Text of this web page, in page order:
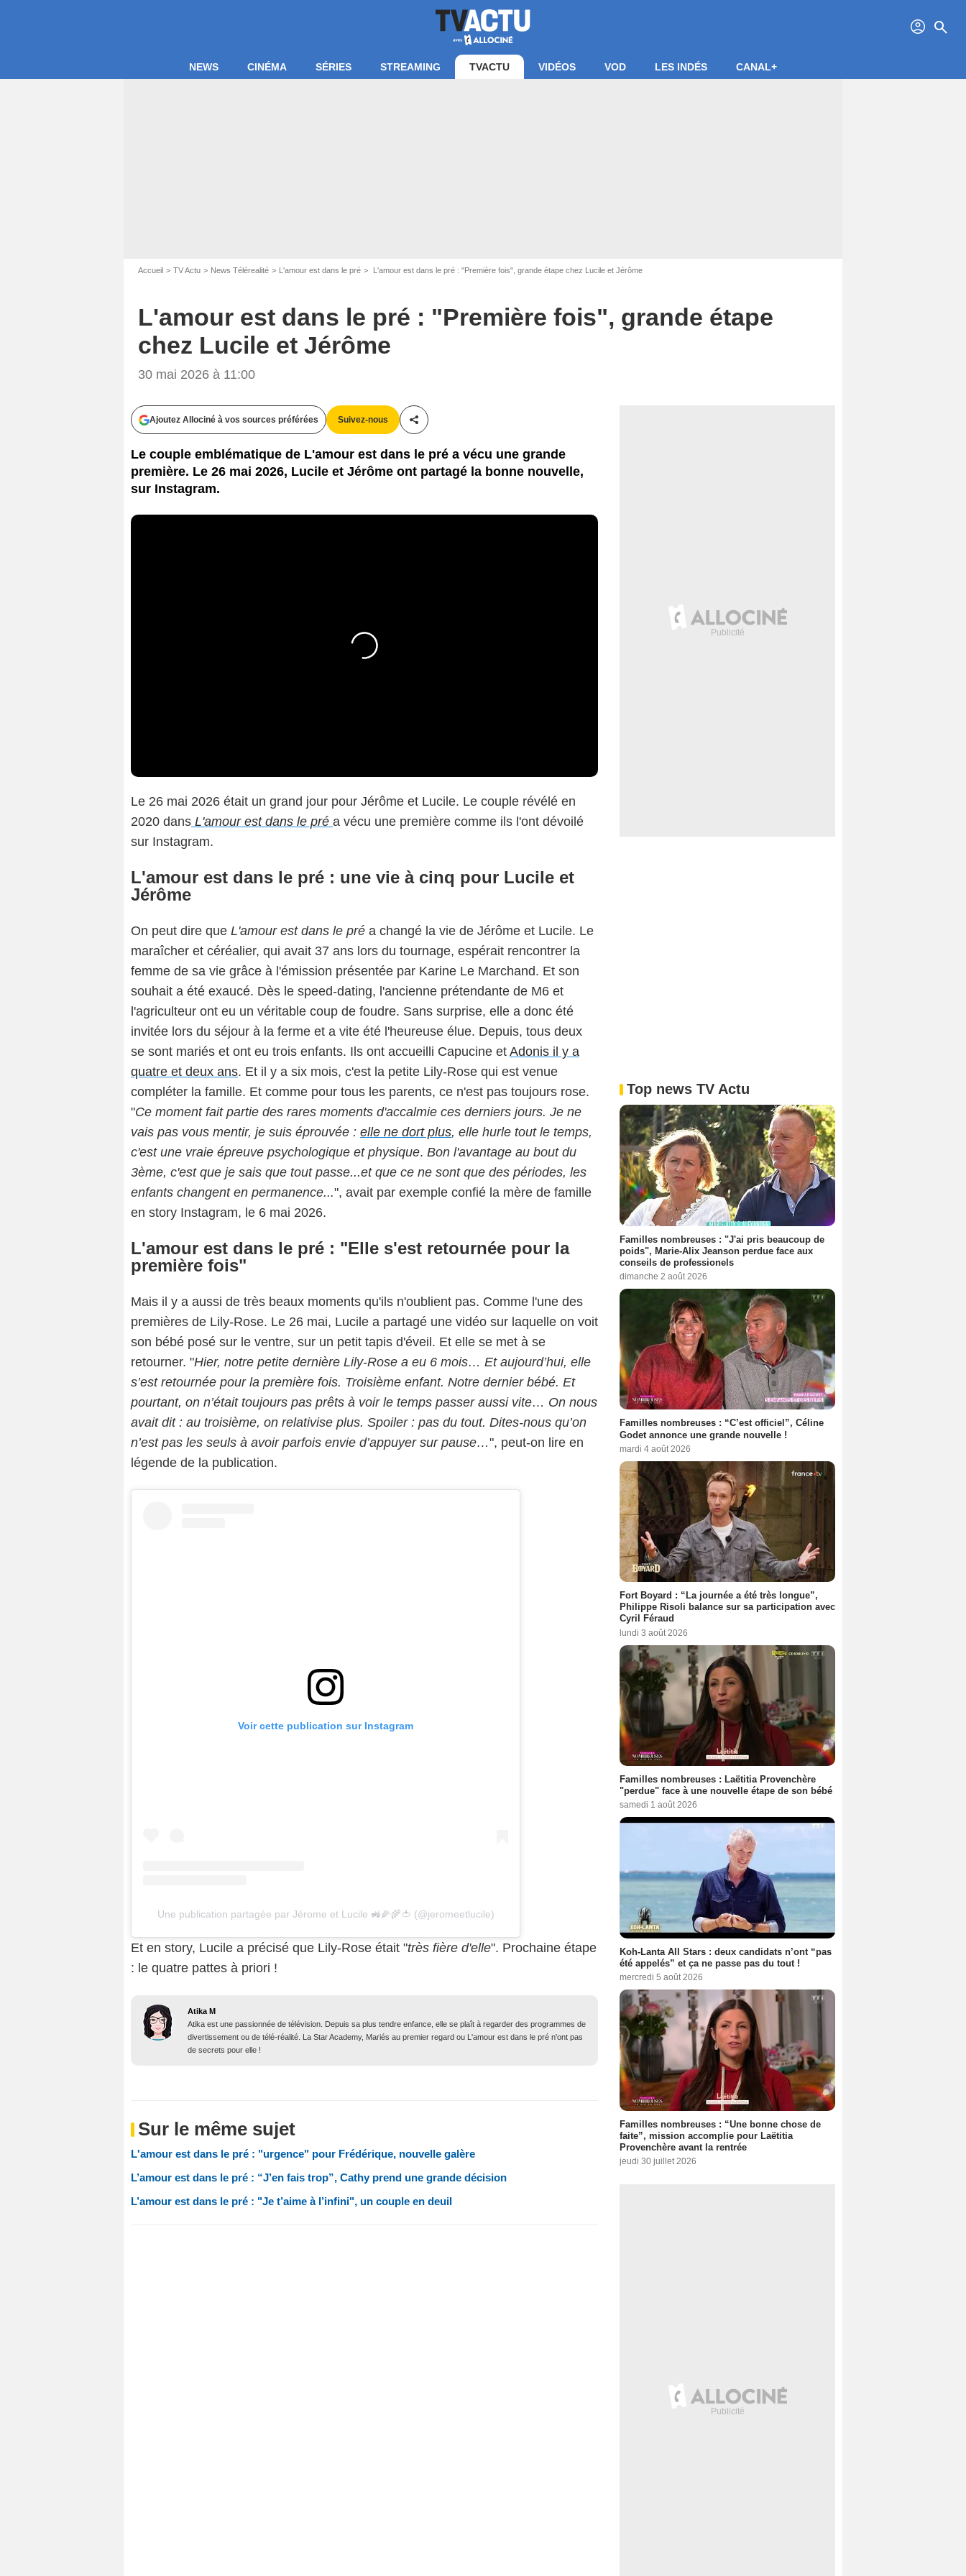
profil search
NEWS CINÉMA SÉRIES STREAMING TVACTU VIDÉOS VOD LES INDÉS CANAL+
Accueil TV Actu News Télérealité L'amour est dans le pré L'amour est dans le pré : "Première fois", grande étape chez Lucile et Jérôme
L'amour est dans le pré : "Première fois", grande étape
chez Lucile et Jérôme
30 mai 2026 à 11:00
Ajoutez Allociné à vos sources préférées Suivez-nous
Partager cet article
Le couple emblématique de L'amour est dans le pré a vécu une grande
première. Le 26 mai 2026, Lucile et Jérôme ont partagé la bonne nouvelle,
sur Instagram.
Le 26 mai 2026 était un grand jour pour Jérôme et Lucile. Le couple révélé en
2020 dans L'amour est dans le pré a vécu une première comme ils l'ont dévoilé
sur Instagram.
L'amour est dans le pré : une vie à cinq pour Lucile et
Jérôme
On peut dire que L'amour est dans le pré a changé la vie de Jérôme et Lucile. Le
maraîcher et céréalier, qui avait 37 ans lors du tournage, espérait rencontrer la
femme de sa vie grâce à l'émission présentée par Karine Le Marchand. Et son
souhait a été exaucé. Dès le speed-dating, l'ancienne prétendante de M6 et
l'agriculteur ont eu un véritable coup de foudre. Sans surprise, elle a donc été
invitée lors du séjour à la ferme et a vite été l'heureuse élue. Depuis, tous deux
se sont mariés et ont eu trois enfants. Ils ont accueilli Capucine et Adonis il y a
quatre et deux ans. Et il y a six mois, c'est la petite Lily-Rose qui est venue
compléter la famille. Et comme pour tous les parents, ce n'est pas toujours rose.
"Ce moment fait partie des rares moments d'accalmie ces derniers jours. Je ne
vais pas vous mentir, je suis éprouvée : elle ne dort plus, elle hurle tout le temps,
c'est une vraie épreuve psychologique et physique. Bon l'avantage au bout du
3ème, c'est que je sais que tout passe...et que ce ne sont que des périodes, les
enfants changent en permanence...", avait par exemple confié la mère de famille
en story Instagram, le 6 mai 2026.
L'amour est dans le pré : "Elle s'est retournée pour la
première fois"
Mais il y a aussi de très beaux moments qu'ils n'oublient pas. Comme l'une des
premières de Lily-Rose. Le 26 mai, Lucile a partagé une vidéo sur laquelle on voit
son bébé posé sur le ventre, sur un petit tapis d'éveil. Et elle se met à se
retourner. "Hier, notre petite dernière Lily-Rose a eu 6 mois… Et aujourd’hui, elle
s’est retournée pour la première fois. Troisième enfant. Notre dernier bébé. Et
pourtant, on n’était toujours pas prêts à voir le temps passer aussi vite… On nous
avait dit : au troisième, on relativise plus. Spoiler : pas du tout. Dites-nous qu’on
n’est pas les seuls à avoir parfois envie d’appuyer sur pause…", peut-on lire en
légende de la publication.
Voir cette publication sur Instagram
Une publication partagée par Jérome et Lucile 🚜🌽🌾🍅 (@jeromeetlucile)
Et en story, Lucile a précisé que Lily-Rose était "très fière d'elle". Prochaine étape
: le quatre pattes à priori !
Atika M
Atika est une passionnée de télévision. Depuis sa plus tendre enfance, elle se plaît à regarder des programmes de
divertissement ou de télé-réalité. La Star Academy, Mariés au premier regard ou L'amour est dans le pré n'ont pas
de secrets pour elle !
Sur le même sujet
L'amour est dans le pré : "urgence" pour Frédérique, nouvelle galère
L’amour est dans le pré : “J’en fais trop”, Cathy prend une grande décision
L’amour est dans le pré : "Je t’aime à l’infini", un couple en deuil
Top news TV Actu
Familles nombreuses : "J'ai pris beaucoup de
poids", Marie-Alix Jeanson perdue face aux
conseils de professionels
dimanche 2 août 2026
Familles nombreuses : “C’est officiel”, Céline
Godet annonce une grande nouvelle !
mardi 4 août 2026
Fort Boyard : “La journée a été très longue”,
Philippe Risoli balance sur sa participation avec
Cyril Féraud
lundi 3 août 2026
Familles nombreuses : Laëtitia Provenchère
"perdue" face à une nouvelle étape de son bébé
samedi 1 août 2026
Koh-Lanta All Stars : deux candidats n’ont “pas
été appelés” et ça ne passe pas du tout !
mercredi 5 août 2026
Familles nombreuses : “Une bonne chose de
faite”, mission accomplie pour Laëtitia
Provenchère avant la rentrée
jeudi 30 juillet 2026